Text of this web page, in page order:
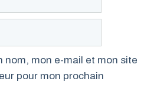
nom, mon e-mail et mon site
pour mon prochain